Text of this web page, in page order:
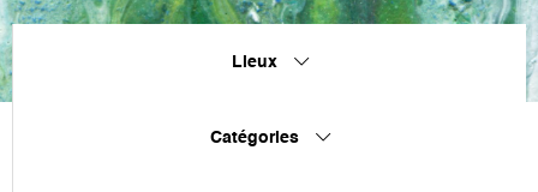
Lieux
Catégories